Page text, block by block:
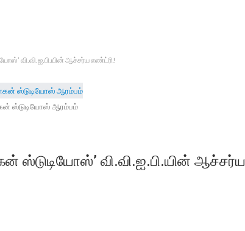
வி.வி.ஐ.பி.யின் ஆச்சர்ய எண்ட்ரி!
ஸ்டுடியோஸ் ஆரம்பம்
ஸ்டுடியோஸ்’ வி.வி.ஐ.பி.யின் ஆச்சர்ய